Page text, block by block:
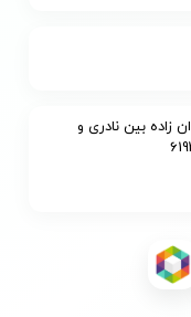
زاده بین نادری و